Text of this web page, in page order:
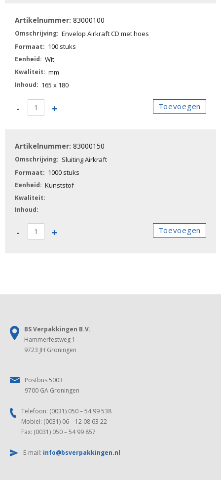
K
aantal
83000100
Envelop Airkraft CD met hoes
100 stuks
Wit
mm
165 x 180
-
83000100
CD
met
hoes
aantal
+ Toevoegen
83000150
Sluiting Airkraft
1000 stuks
Kunststof
-
83000150
+ Toevoegen
BS Verpakkingen B.V.
Hammerfestweg 1
9723 JH Groningen
Postbus 5003
9700 GA Groningen
Telefoon: (0031) 050 – 54 99 538
Mobiel: (0031) 06 – 12 08 63 22
Fax: (0031) 050 – 54 99 857
E-mail: info@bsverpakkingen.nl